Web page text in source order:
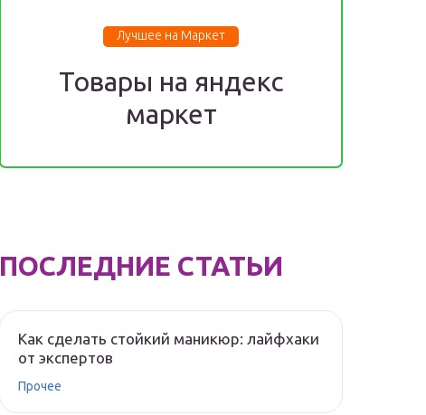
Лучшее на Маркет
Товары на яндекс
маркет
ПОСЛЕДНИЕ СТАТЬИ
Как сделать стойкий маникюр: лайфхаки
от экспертов
Прочее